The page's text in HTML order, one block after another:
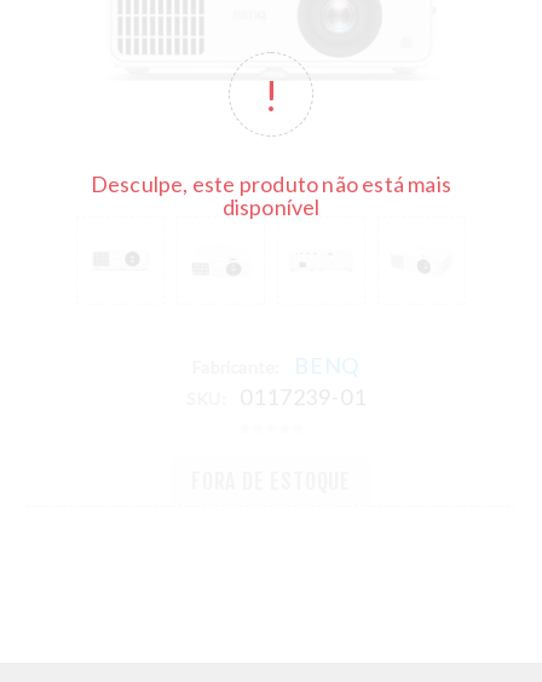
Desculpe, este produto não está mais
disponível
BENQ